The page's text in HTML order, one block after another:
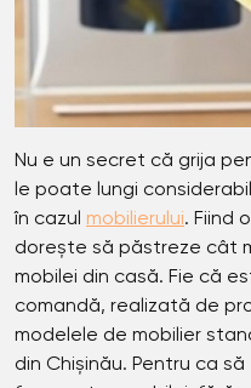
Nu e un secret că grija
le poate lungi
în cazul mobilierului. Fiind
dorește să păstreze cât
mobilei din casă. Fie că
comandă, realizată de
modelele de mobilier
din Chișinău. Pentru ca